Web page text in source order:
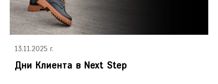
13.11.2025 г.
Дни Клиента в Next Step